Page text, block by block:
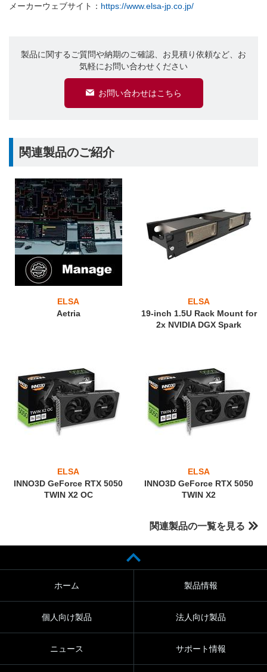
メーカーウェブサイト： https://www.elsa-jp.co.jp/
製品に関するご質問や納期のご確認、お見積り依頼など、お
気軽にお問い合わせください
お問い合わせはこちら
関連製品のご紹介
ELSA
Aetria
ELSA
19-inch 1.5U Rack Mount for
2x NVIDIA DGX Spark
ELSA
INNO3D GeForce RTX 5050
TWIN X2 OC
ELSA
INNO3D GeForce RTX 5050
TWIN X2
関連製品の一覧を見る
ホーム 製品情報
個人向け製品 法人向け製品
ニュース サポート情報